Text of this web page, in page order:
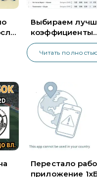
Выбираем
коэффициенты
букмекеров
Читать
Перестало
приложение